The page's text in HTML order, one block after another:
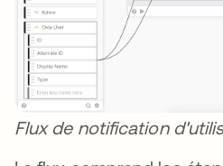
Flux de notification